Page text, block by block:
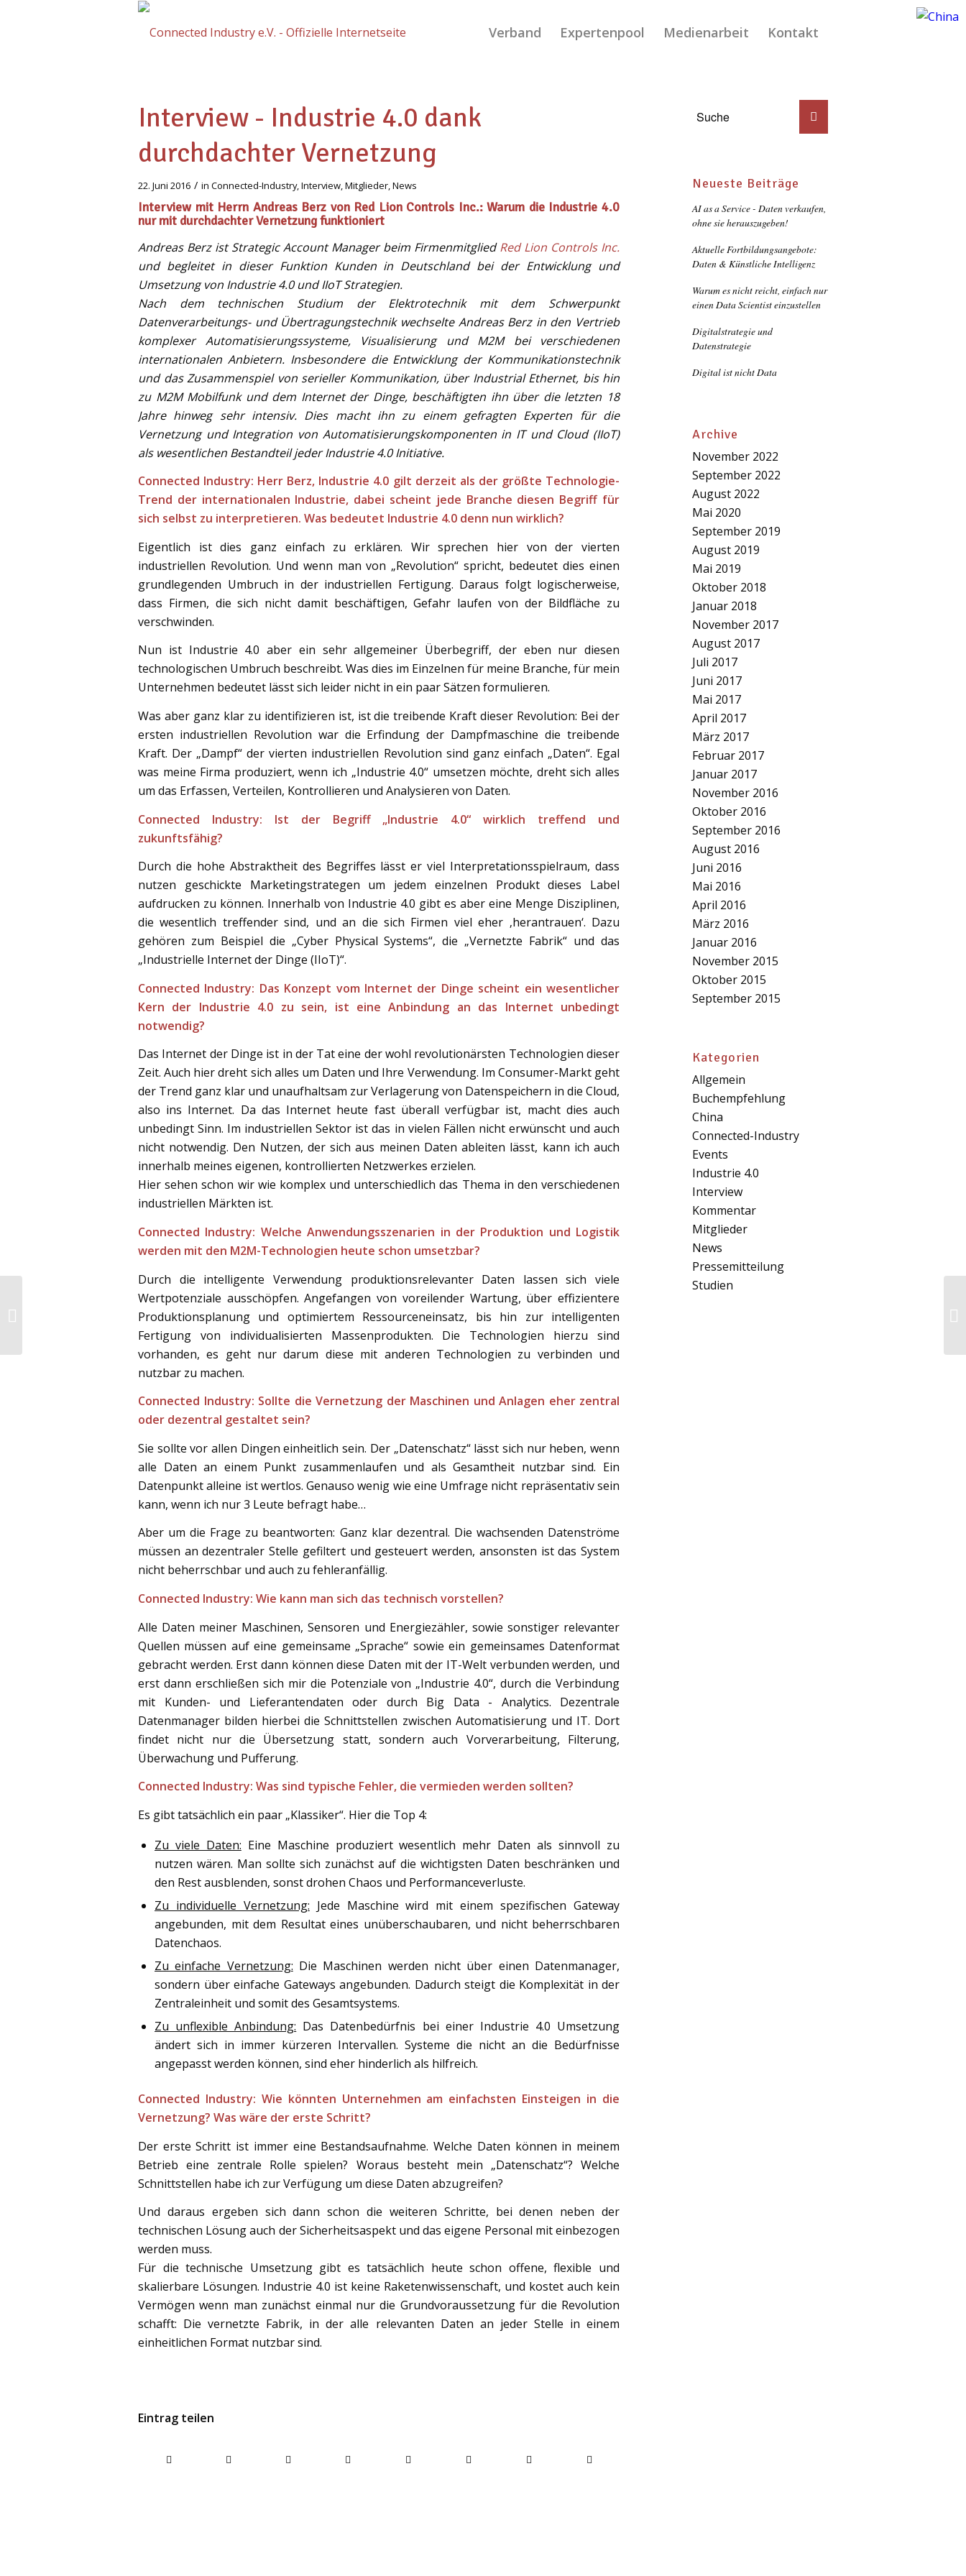
Verband Expertenpool Medienarbeit Kontakt
Interview - Industrie 4.0 dank
durchdachter Vernetzung
22. Juni 2016 / in Connected-Industry,Interview,Mitglieder,News
Interview mit Herrn Andreas Berz von Red Lion Controls Inc.: Warum die Industrie 4.0
nur mit durchdachter Vernetzung funktioniert
Andreas Berz ist Strategic Account Manager beim FirmenmitgliedRed Lion Controls Inc.
und begleitet in dieser Funktion Kunden in Deutschland bei der Entwicklung und
Umsetzung von Industrie 4.0 und IIoT Strategien.
Nach dem technischen Studium der Elektrotechnik mit dem Schwerpunkt
Datenverarbeitungs- und Übertragungstechnik wechselte Andreas Berz in den Vertrieb
komplexer Automatisierungssysteme, Visualisierung und M2M bei verschiedenen
internationalen Anbietern. Insbesondere die Entwicklung der Kommunikationstechnik
und das Zusammenspiel von serieller Kommunikation, über Industrial Ethernet, bis hin
zu M2M Mobilfunk und dem Internet der Dinge, beschäftigten ihn über die letzten 18
Jahre hinweg sehr intensiv. Dies macht ihn zu einem gefragten Experten für die
Vernetzung und Integration von Automatisierungskomponenten in IT und Cloud (IIoT)
als wesentlichen Bestandteil jeder Industrie 4.0 Initiative.
Connected Industry: Herr Berz, Industrie 4.0 gilt derzeit als der größte Technologie-
Trend der internationalen Industrie, dabei scheint jede Branche diesen Begriff für
sich selbst zu interpretieren. Was bedeutet Industrie 4.0 denn nun wirklich?
Eigentlich ist dies ganz einfach zu erklären. Wir sprechen hier von der vierten
industriellen Revolution. Und wenn man von „Revolution“ spricht, bedeutet dies einen
grundlegenden Umbruch in der industriellen Fertigung. Daraus folgt logischerweise,
dass Firmen, die sich nicht damit beschäftigen, Gefahr laufen von der Bildfläche zu
verschwinden.
Nun ist Industrie 4.0 aber ein sehr allgemeiner Überbegriff, der eben nur diesen
technologischen Umbruch beschreibt. Was dies im Einzelnen für meine Branche, für mein
Unternehmen bedeutet lässt sich leider nicht in ein paar Sätzen formulieren.
Was aber ganz klar zu identifizieren ist, ist die treibende Kraft dieser Revolution: Bei der
ersten industriellen Revolution war die Erfindung der Dampfmaschine die treibende
Kraft. Der „Dampf“ der vierten industriellen Revolution sind ganz einfach „Daten“. Egal
was meine Firma produziert, wenn ich „Industrie 4.0“ umsetzen möchte, dreht sich alles
um das Erfassen, Verteilen, Kontrollieren und Analysieren von Daten.
Connected Industry: Ist der Begriff „Industrie 4.0“ wirklich treffend und
zukunftsfähig?
Durch die hohe Abstraktheit des Begriffes lässt er viel Interpretationsspielraum, dass
nutzen geschickte Marketingstrategen um jedem einzelnen Produkt dieses Label
aufdrucken zu können. Innerhalb von Industrie 4.0 gibt es aber eine Menge Disziplinen,
die wesentlich treffender sind, und an die sich Firmen viel eher ‚herantrauen‘. Dazu
gehören zum Beispiel die „Cyber Physical Systems“, die „Vernetzte Fabrik“ und das
„Industrielle Internet der Dinge (IIoT)“.
Connected Industry: Das Konzept vom Internet der Dinge scheint ein wesentlicher
Kern der Industrie 4.0 zu sein, ist eine Anbindung an das Internet unbedingt
notwendig?
Das Internet der Dinge ist in der Tat eine der wohl revolutionärsten Technologien dieser
Zeit. Auch hier dreht sich alles um Daten und Ihre Verwendung. Im Consumer-Markt geht
der Trend ganz klar und unaufhaltsam zur Verlagerung von Datenspeichern in die Cloud,
also ins Internet. Da das Internet heute fast überall verfügbar ist, macht dies auch
unbedingt Sinn. Im industriellen Sektor ist das in vielen Fällen nicht erwünscht und auch
nicht notwendig. Den Nutzen, der sich aus meinen Daten ableiten lässt, kann ich auch
innerhalb meines eigenen, kontrollierten Netzwerkes erzielen.
Hier sehen schon wir wie komplex und unterschiedlich das Thema in den verschiedenen
industriellen Märkten ist.
Connected Industry: Welche Anwendungsszenarien in der Produktion und Logistik
werden mit den M2M-Technologien heute schon umsetzbar?
Durch die intelligente Verwendung produktionsrelevanter Daten lassen sich viele
Wertpotenziale ausschöpfen. Angefangen von voreilender Wartung, über effizientere
Produktionsplanung und optimiertem Ressourceneinsatz, bis hin zur intelligenten
Fertigung von individualisierten Massenprodukten. Die Technologien hierzu sind
vorhanden, es geht nur darum diese mit anderen Technologien zu verbinden und
nutzbar zu machen.
Connected Industry: Sollte die Vernetzung der Maschinen und Anlagen eher zentral
oder dezentral gestaltet sein?
Sie sollte vor allen Dingen einheitlich sein. Der „Datenschatz“ lässt sich nur heben, wenn
alle Daten an einem Punkt zusammenlaufen und als Gesamtheit nutzbar sind. Ein
Datenpunkt alleine ist wertlos. Genauso wenig wie eine Umfrage nicht repräsentativ sein
kann, wenn ich nur 3 Leute befragt habe…
Aber um die Frage zu beantworten: Ganz klar dezentral. Die wachsenden Datenströme
müssen an dezentraler Stelle gefiltert und gesteuert werden, ansonsten ist das System
nicht beherrschbar und auch zu fehleranfällig.
Connected Industry: Wie kann man sich das technisch vorstellen?
Alle Daten meiner Maschinen, Sensoren und Energiezähler, sowie sonstiger relevanter
Quellen müssen auf eine gemeinsame „Sprache“ sowie ein gemeinsames Datenformat
gebracht werden. Erst dann können diese Daten mit der IT-Welt verbunden werden, und
erst dann erschließen sich mir die Potenziale von „Industrie 4.0“, durch die Verbindung
mit Kunden- und Lieferantendaten oder durch Big Data - Analytics. Dezentrale
Datenmanager bilden hierbei die Schnittstellen zwischen Automatisierung und IT. Dort
findet nicht nur die Übersetzung statt, sondern auch Vorverarbeitung, Filterung,
Überwachung und Pufferung.
Connected Industry: Was sind typische Fehler, die vermieden werden sollten?
Es gibt tatsächlich ein paar „Klassiker“. Hier die Top 4:
Zu viele Daten: Eine Maschine produziert wesentlich mehr Daten als sinnvoll zu
nutzen wären. Man sollte sich zunächst auf die wichtigsten Daten beschränken und
den Rest ausblenden, sonst drohen Chaos und Performanceverluste.
Zu individuelle Vernetzung: Jede Maschine wird mit einem spezifischen Gateway
angebunden, mit dem Resultat eines unüberschaubaren, und nicht beherrschbaren
Datenchaos.
Zu einfache Vernetzung: Die Maschinen werden nicht über einen Datenmanager,
sondern über einfache Gateways angebunden. Dadurch steigt die Komplexität in der
Zentraleinheit und somit des Gesamtsystems.
Zu unflexible Anbindung: Das Datenbedürfnis bei einer Industrie 4.0 Umsetzung
ändert sich in immer kürzeren Intervallen. Systeme die nicht an die Bedürfnisse
angepasst werden können, sind eher hinderlich als hilfreich.
Connected Industry: Wie könnten Unternehmen am einfachsten Einsteigen in die
Vernetzung? Was wäre der erste Schritt?
Der erste Schritt ist immer eine Bestandsaufnahme. Welche Daten können in meinem
Betrieb eine zentrale Rolle spielen? Woraus besteht mein „Datenschatz“? Welche
Schnittstellen habe ich zur Verfügung um diese Daten abzugreifen?
Und daraus ergeben sich dann schon die weiteren Schritte, bei denen neben der
technischen Lösung auch der Sicherheitsaspekt und das eigene Personal mit einbezogen
werden muss.
Für die technische Umsetzung gibt es tatsächlich heute schon offene, flexible und
skalierbare Lösungen. Industrie 4.0 ist keine Raketenwissenschaft, und kostet auch kein
Vermögen wenn man zunächst einmal nur die Grundvoraussetzung für die Revolution
schafft: Die vernetzte Fabrik, in der alle relevanten Daten an jeder Stelle in einem
einheitlichen Format nutzbar sind.
Eintrag teilen
Neueste Beiträge
AI as a Service - Daten verkaufen,
ohne sie herauszugeben!
Aktuelle Fortbildungsangebote:
Daten & Künstliche Intelligenz
Warum es nicht reicht, einfach nur
einen Data Scientist einzustellen
Digitalstrategie und
Datenstrategie
Digital ist nicht Data
Archive
November 2022
September 2022
August 2022
Mai 2020
September 2019
August 2019
Mai 2019
Oktober 2018
Januar 2018
November 2017
August 2017
Juli 2017
Juni 2017
Mai 2017
April 2017
März 2017
Februar 2017
Januar 2017
November 2016
Oktober 2016
September 2016
August 2016
Juni 2016
Mai 2016
April 2016
März 2016
Januar 2016
November 2015
Oktober 2015
September 2015
Kategorien
Allgemein
Buchempfehlung
China
Connected-Industry
Events
Industrie 4.0
Interview
Kommentar
Mitglieder
News
Pressemitteilung
Studien